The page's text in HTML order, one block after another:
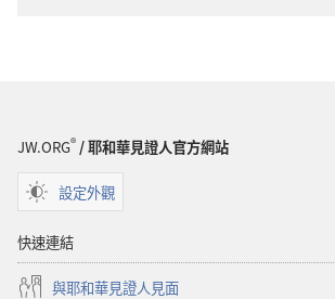
JW.ORG®/ 耶和華見證人官方網站
設定外觀
快速連結
與耶和華見證人見面